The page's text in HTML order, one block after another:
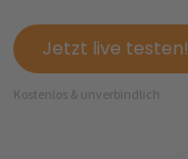
Jetzt live testen!
Kostenlos & unverbindlich